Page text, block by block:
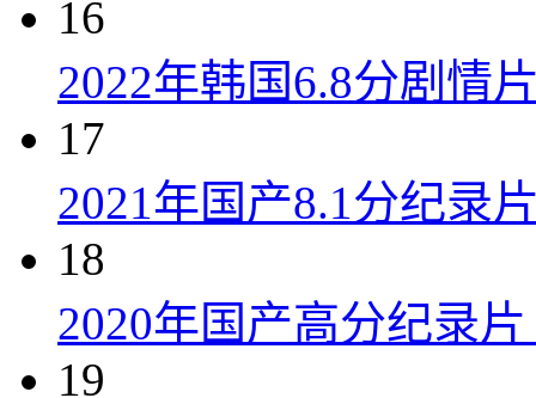
16
2022年韩国6.8分剧情
17
2021年国产8.1分纪录
18
2020年国产高分纪录
19